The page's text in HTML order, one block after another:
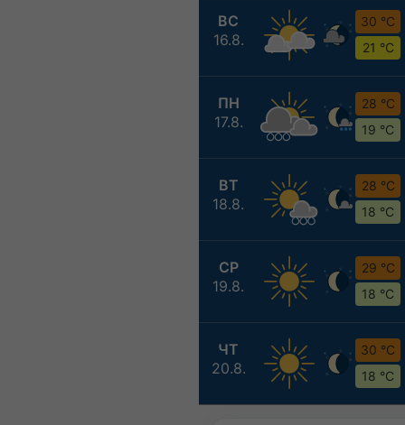
ВС
16.8.
30 °C
21 °C
ПН
17.8.
28 °C
19 °C
ВТ
18.8.
28 °C
18 °C
СР
19.8.
29 °C
18 °C
ЧТ
20.8.
30 °C
18 °C